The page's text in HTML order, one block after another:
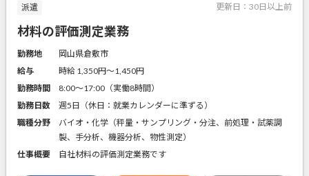
派遣 更新日： 30日以上前
材料の評価測定業務
勤務地
岡山県倉敷市
給与
時給 1,350円〜1,450円
勤務時間
8:00～17:00（実働8時間）
勤務日数
週5日（休日：就業カレンダーに準ずる）
職種分野
バイオ・化学（秤量・サンプリング・分注、前処理・試薬調
製、手分析、機器分析、物性測定）
仕事概要
自社材料の評価測定業務です